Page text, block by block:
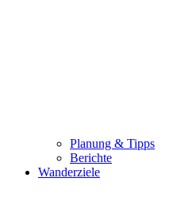
Planung & Tipps
Berichte
Wanderziele